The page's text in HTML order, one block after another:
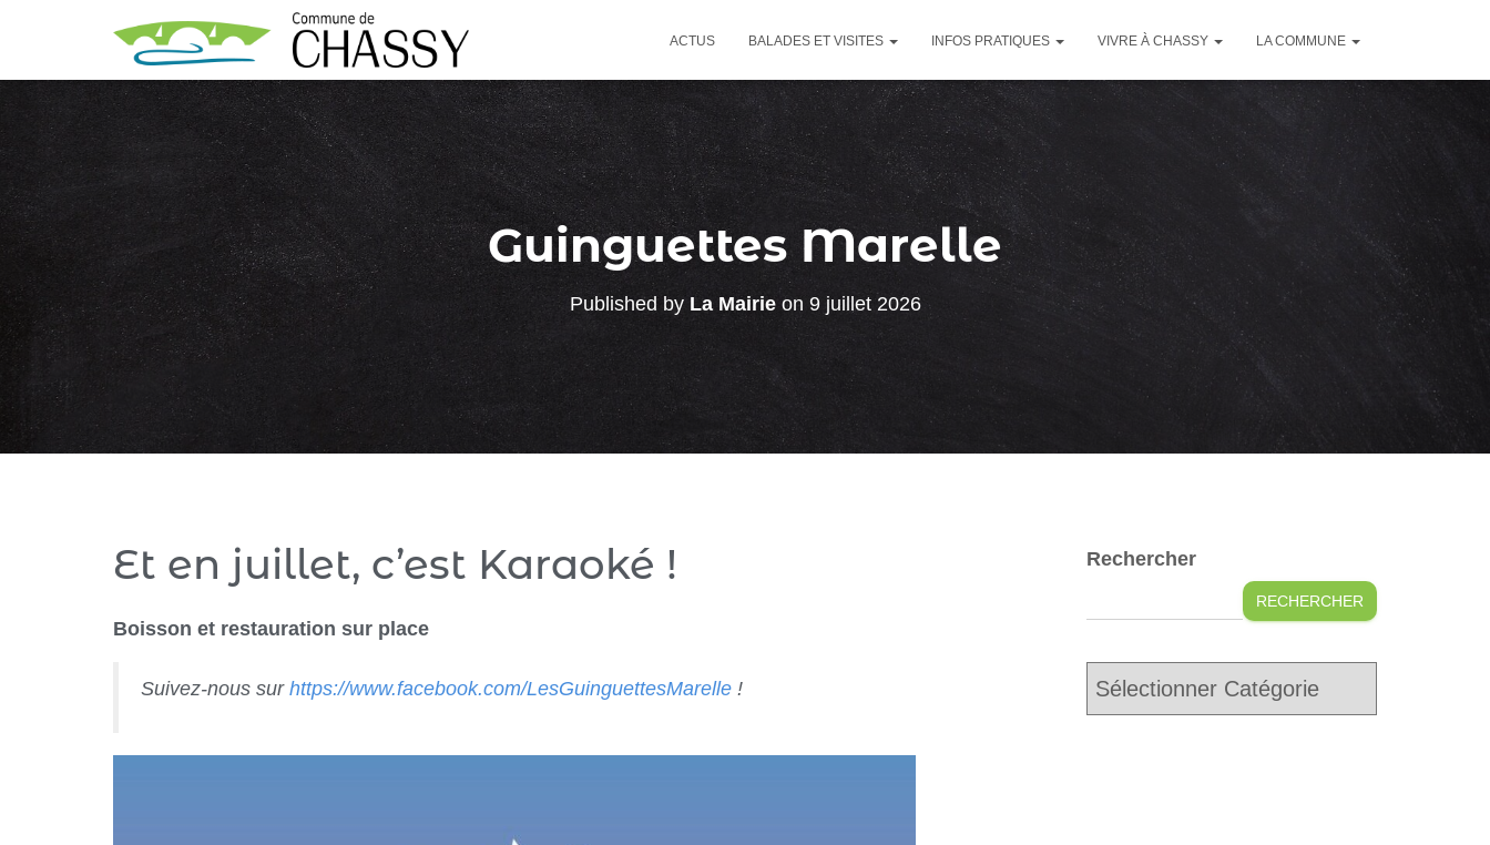
ACTUS BALADES ET VISITES INFOS PRATIQUES VIVRE À CHASSY LA COMMUNE
Guinguettes Marelle
Published by La Mairieon 9 juillet 2026
Et en juillet, c’est Karaoké !
Boisson et restauration sur place
Suivez-nous sur https://www.facebook.com/LesGuinguettesMarelle !
Rechercher
RECHERCHER